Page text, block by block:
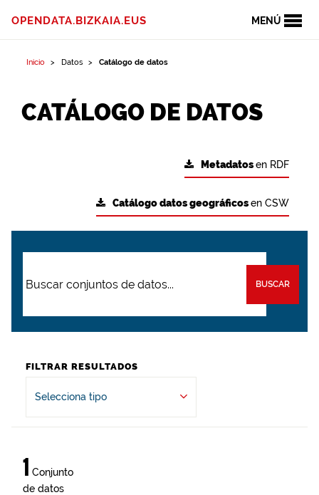
MENÚ
OPENDATA.BIZKAIA.EUS
Inicio Datos Catálogo de datos
CATÁLOGO DE DATOS
Metadatosen RDF
Catálogo datos geográficosen CSW
BUSCAR
FILTRAR RESULTADOS
Selecciona tipo
1 Conjunto
de datos